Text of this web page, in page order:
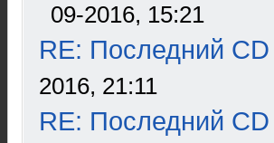
09-2016, 15:21
RE: Последний
2016, 21:11
RE: Последний